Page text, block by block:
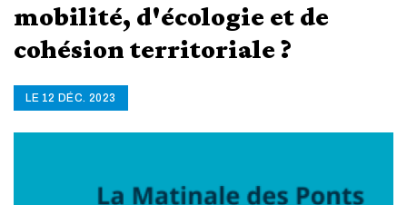
mobilité, d'écologie et de
cohésion territoriale ?
LE 12 DÉC. 2023